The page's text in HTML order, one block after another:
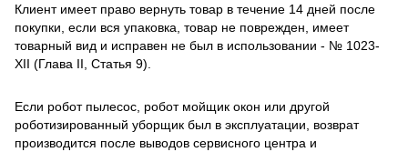
Клиент имеет право вернуть товар в течение 14 дней после
покупки, если вся упаковка, товар не поврежден, имеет
товарный вид и исправен не был в использовании - № 1023-
XII (Глава II, Статья 9).
Если робот пылесос, робот мойщик окон или другой
роботизированный уборщик был в эксплуатации, возврат
производится после выводов сервисного центра и